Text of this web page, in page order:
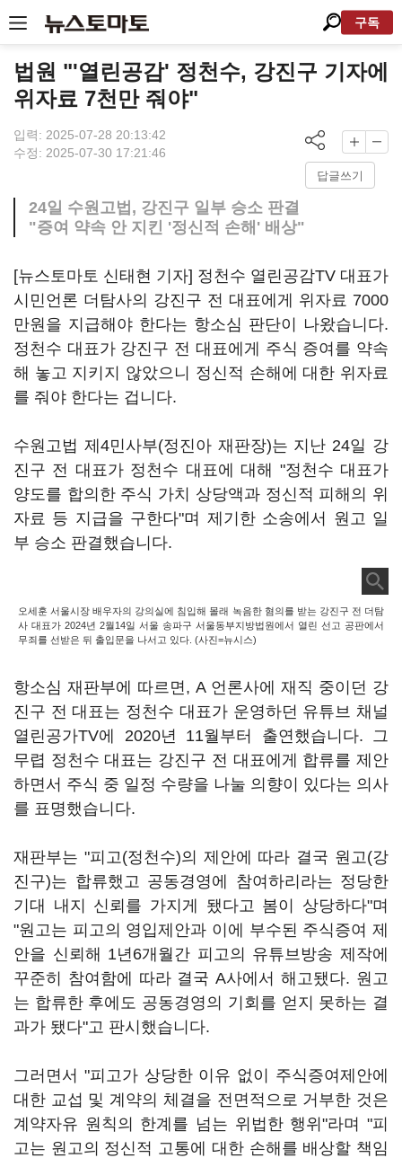
구독
법원 "'열린공감' 정천수, 강진구 기자에
위자료 7천만 줘야"
입력: 2025-07-28 20:13:42
수정: 2025-07-30 17:21:46
답글쓰기
24일 수원고법, 강진구 일부 승소 판결
"증여 약속 안 지킨 '정신적 손해' 배상"
[뉴스토마토 신태현 기자] 정천수 열린공감TV 대표가
시민언론 더탐사의 강진구 전 대표에게 위자료 7000
만원을 지급해야 한다는 항소심 판단이 나왔습니다.
정천수 대표가 강진구 전 대표에게 주식 증여를 약속
해 놓고 지키지 않았으니 정신적 손해에 대한 위자료
를 줘야 한다는 겁니다.
수원고법 제4민사부(정진아 재판장)는 지난 24일 강
진구 전 대표가 정천수 대표에 대해 "정천수 대표가
양도를 합의한 주식 가치 상당액과 정신적 피해의 위
자료 등 지급을 구한다"며 제기한 소송에서 원고 일
부 승소 판결했습니다.
오세훈 서울시장 배우자의 강의실에 침입해 몰래 녹음한 혐의를 받는 강진구 전 더탐
사 대표가 2024년 2월14일 서울 송파구 서울동부지방법원에서 열린 선고 공판에서
무죄를 선받은 뒤 출입문을 나서고 있다. (사진=뉴시스)
항소심 재판부에 따르면, A 언론사에 재직 중이던 강
진구 전 대표는 정천수 대표가 운영하던 유튜브 채널
열린공가TV에 2020년 11월부터 출연했습니다. 그
무렵 정천수 대표는 강진구 전 대표에게 합류를 제안
하면서 주식 중 일정 수량을 나눌 의향이 있다는 의사
를 표명했습니다.
재판부는 "피고(정천수)의 제안에 따라 결국 원고(강
진구)는 합류했고 공동경영에 참여하리라는 정당한
기대 내지 신뢰를 가지게 됐다고 봄이 상당하다"며
"원고는 피고의 영입제안과 이에 부수된 주식증여 제
안을 신뢰해 1년6개월간 피고의 유튜브방송 제작에
꾸준히 참여함에 따라 결국 A사에서 해고됐다. 원고
는 합류한 후에도 공동경영의 기회를 얻지 못하는 결
과가 됐다"고 판시했습니다.
그러면서 "피고가 상당한 이유 없이 주식증여제안에
대한 교섭 및 계약의 체결을 전면적으로 거부한 것은
계약자유 원칙의 한계를 넘는 위법한 행위"라며 "피
고는 원고의 정신적 고통에 대한 손해를 배상할 책임